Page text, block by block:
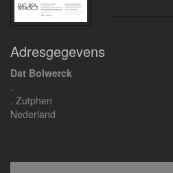
Adresgegevens
Dat Bolwerck
.
. Zutphen
Nederland